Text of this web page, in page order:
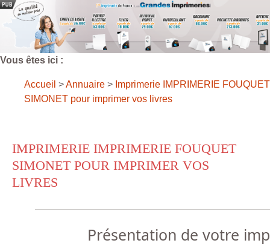
Vous êtes ici :
Accueil >Annuaire > Imprimerie IMPRIMERIE FOUQUET
SIMONET pour imprimer vos livres
IMPRIMERIE IMPRIMERIE FOUQUET
SIMONET POUR IMPRIMER VOS
LIVRES
Présentation de votre